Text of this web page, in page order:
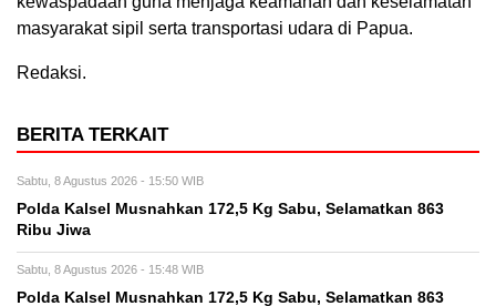
masyarakat sipil serta transportasi udara di Papua.
Redaksi.
BERITA TERKAIT
Sabtu, 8 Agustus 2026 - 15:50 WIB
Polda Kalsel Musnahkan 172,5 Kg Sabu, Selamatkan 863
Ribu Jiwa
Sabtu, 8 Agustus 2026 - 15:48 WIB
Polda Kalsel Musnahkan 172,5 Kg Sabu, Selamatkan 863